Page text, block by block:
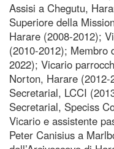
Assisi a Chegutu,
Superiore della
Harare (2008-2012);
(2010-2012); Membro
2022); Vicario
Norton, Harare
Secretarial, LCCI
Secretarial, Speciss
Vicario e assistente
Peter Canisius a